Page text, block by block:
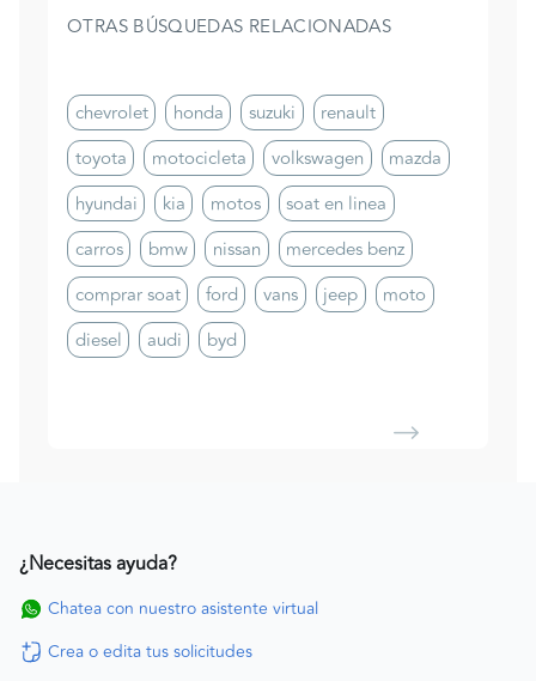
OTRAS BÚSQUEDAS RELACIONADAS
chevrolet honda suzuki
renault
toyota
motocicleta volkswagen
mazda
hyundai
kia motos
soat en linea
carros
bmw nissan
mercedes benz
comprar soat
ford vans jeep
moto
diesel
audi byd
¿Necesitas ayuda?
Chatea con nuestro asistente virtual
Crea o edita tus solicitudes